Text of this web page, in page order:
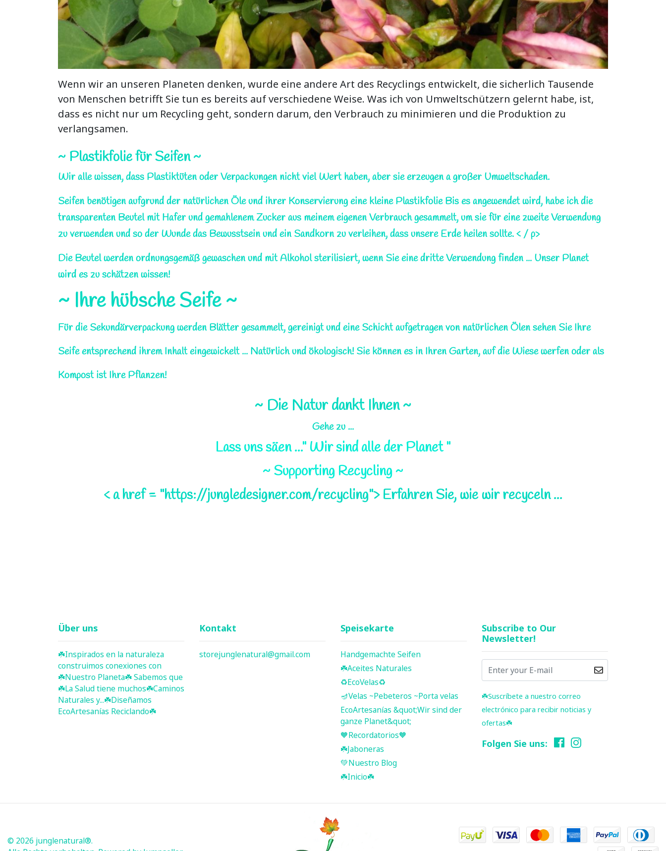
Wenn wir an unseren Planeten denken, wurde eine andere Art des Recyclings entwickelt, die sicherlich Tausende
von Menschen betrifft Sie tun es bereits auf verschiedene Weise. Was ich von Umweltschützern gelernt habe, ist,
dass es nicht nur um Recycling geht, sondern darum, den Verbrauch zu minimieren und die Produktion zu
verlangsamen.
~ Plastikfolie für Seifen ~
Wir alle wissen, dass Plastiktüten oder Verpackungen nicht viel Wert haben, aber sie erzeugen a großer Umweltschaden.
Seifen benötigen aufgrund der natürlichen Öle und ihrer Konservierung eine kleine Plastikfolie Bis es angewendet wird, habe ich die
transparenten Beutel mit Hafer und gemahlenem Zucker aus meinem eigenen Verbrauch gesammelt, um sie für eine zweite Verwendung
zu verwenden und so der Wunde das Bewusstsein und ein Sandkorn zu verleihen, dass unsere Erde heilen sollte. < / p>
Die Beutel werden ordnungsgemäß gewaschen und mit Alkohol sterilisiert, wenn Sie eine dritte Verwendung finden ... Unser Planet
wird es zu schätzen wissen!
~ Ihre hübsche Seife ~
Für die Sekundärverpackung werden Blätter gesammelt, gereinigt und eine Schicht aufgetragen von natürlichen Ölen sehen Sie Ihre
Seife entsprechend ihrem Inhalt eingewickelt ... Natürlich und ökologisch! Sie können es in Ihren Garten, auf die Wiese werfen oder als
Kompost ist Ihre Pflanzen!
~ Die Natur dankt Ihnen ~
Gehe zu ...
Lass uns säen ..." Wir sind alle der Planet "
~ Supporting Recycling ~
< a href = "https://jungledesigner.com/recycling"> Erfahren Sie, wie wir recyceln ...
Über uns
☘️ Inspirados en la naturaleza
construimos conexiones con
☘️ Nuestro Planeta☘️ Sabemos que
☘️La Salud tiene muchos☘️Caminos
Naturales y...☘️Diseñamos
EcoArtesanías Reciclando☘️
Kontakt
storejunglenatural@gmail.com
Speisekarte
Handgemachte Seifen
☘️ Aceites Naturales
♻️EcoVelas♻️
🪔Velas ~Pebeteros ~Porta velas
EcoArtesanías &quot;Wir sind der
ganze Planet&quot;
🧡Recordatorios🧡
☘️Jaboneras
💚Nuestro Blog
☘️ Inicio ☘️
Subscribe to Our
Newsletter!
☘️ Suscríbete a nuestro correo
electrónico para recibir noticias y
ofertas☘️
Folgen Sie uns:
© 2026 junglenatural®.